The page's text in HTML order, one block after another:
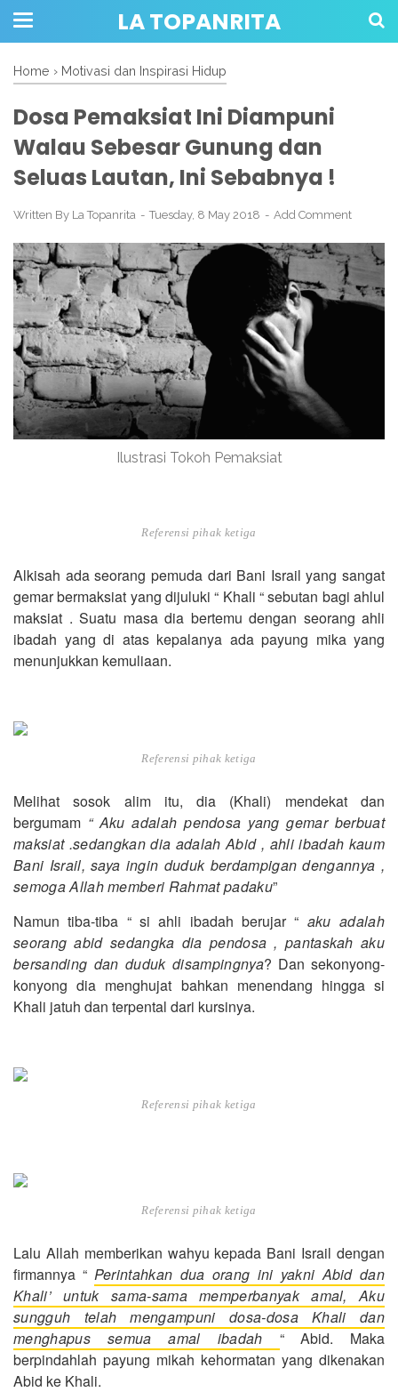
LA TOPANRITA
Home › Motivasi dan Inspirasi Hidup
Dosa Pemaksiat Ini Diampuni
Walau Sebesar Gunung dan
Seluas Lautan, Ini Sebabnya !
Written By La Topanrita Tuesday, 8 May 2018 Add Comment
Ilustrasi Tokoh Pemaksiat
Referensi pihak ketiga
Alkisah ada seorang pemuda dari Bani Israil yang sangat
gemar bermaksiat yang dijuluki “ Khali “ sebutan bagi ahlul
maksiat . Suatu masa dia bertemu dengan seorang ahli
ibadah yang di atas kepalanya ada payung mika yang
menunjukkan kemuliaan.
Referensi pihak ketiga
Melihat sosok alim itu, dia (Khali) mendekat dan
bergumam “ Aku adalah pendosa yang gemar berbuat
maksiat .sedangkan dia adalah Abid , ahli ibadah kaum
Bani Israil, saya ingin duduk berdampigan dengannya ,
semoga Allah memberi Rahmat padaku”
Namun tiba-tiba “ si ahli ibadah berujar “ aku adalah
seorang abid sedangka dia pendosa , pantaskah aku
bersanding dan duduk disampingnya? Dan sekonyong-
konyong dia menghujat bahkan menendang hingga si
Khali jatuh dan terpental dari kursinya.
Referensi pihak ketiga
Referensi pihak ketiga
Lalu Allah memberikan wahyu kepada Bani Israil dengan
firmannya “ Perintahkan dua orang ini yakni Abid dan
Khali’ untuk sama-sama memperbanyak amal, Aku
sungguh telah mengampuni dosa-dosa Khali dan
menghapus semua amal ibadah “ Abid. Maka
berpindahlah payung mikah kehormatan yang dikenakan
Abid ke Khali.